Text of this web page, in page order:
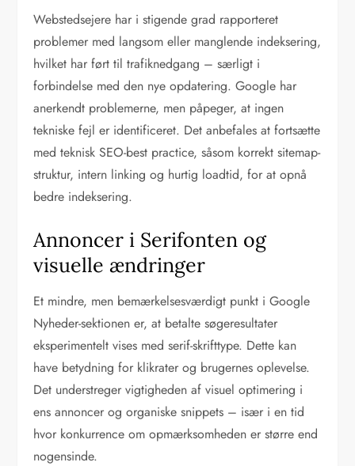
Webstedsejere har i stigende grad rapporteret
problemer med langsom eller manglende indeksering,
hvilket har ført til trafiknedgang – særligt i
forbindelse med den nye opdatering. Google har
anerkendt problemerne, men påpeger, at ingen
tekniske fejl er identificeret. Det anbefales at fortsætte
med teknisk SEO-best practice, såsom korrekt sitemap-
struktur, intern linking og hurtig loadtid, for at opnå
bedre indeksering.
Annoncer i Serifonten og
visuelle ændringer
Et mindre, men bemærkelsesværdigt punkt i Google
Nyheder-sektionen er, at betalte søgeresultater
eksperimentelt vises med serif-skrifttype. Dette kan
have betydning for klikrater og brugernes oplevelse.
Det understreger vigtigheden af visuel optimering i
ens annoncer og organiske snippets – især i en tid
hvor konkurrence om opmærksomheden er større end
nogensinde.